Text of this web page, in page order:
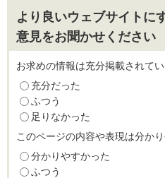
より良いウェブサイトに
意見をお聞かせください
お求めの情報は充分掲載されて
充分だった
ふつう
足りなかった
このページの内容や表現は分か
分かりやすかった
ふつう